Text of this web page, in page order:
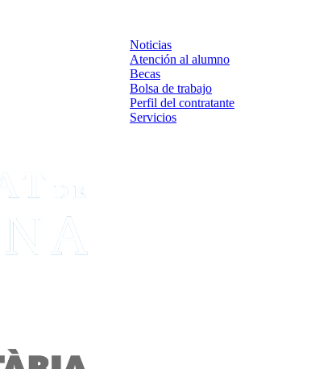
Noticias
Atención al alumno
Becas
Bolsa de trabajo
Perfil del contratante
Servicios